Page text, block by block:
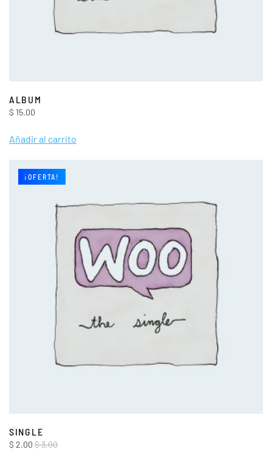
ALBUM
$ 15.00
Añadir al carrito
¡OFERTA!
SINGLE
$ 2.00 $3.00